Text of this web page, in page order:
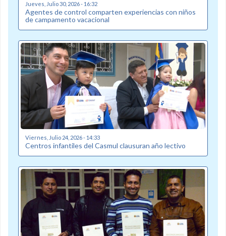
Jueves, Julio 30, 2026 - 16:32
Agentes de control comparten experiencias con niños
de campamento vacacional
Viernes, Julio 24, 2026 - 14:33
Centros infantiles del Casmul clausuran año lectivo